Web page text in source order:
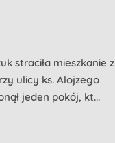
straciła mieszkanie z
ulicy ks. Alojzego
jeden pokój, kt...